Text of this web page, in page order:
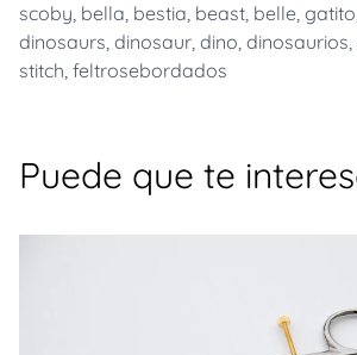
scoby, bella, bestia, beast, belle, gatito
dinosaurs, dinosaur, dino, dinosaurios,
stitch, feltrosebordados
Puede que te